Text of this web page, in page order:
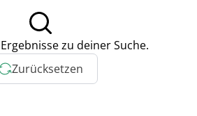
zu deiner Suche.
Zurücksetzen